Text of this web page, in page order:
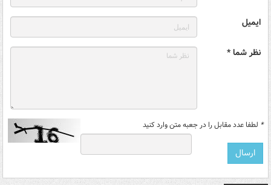
ایمیل
نظر شما *
* لطفا عدد مقابل را در جعبه متن وارد کنید